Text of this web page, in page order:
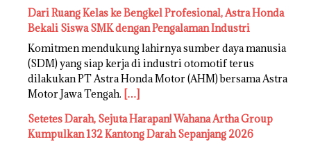
Dari Ruang Kelas ke Bengkel Profesional, Astra Honda
Bekali Siswa SMK dengan Pengalaman Industri
Komitmen mendukung lahirnya sumber daya manusia
(SDM) yang siap kerja di industri otomotif terus
dilakukan PT Astra Honda Motor (AHM) bersama Astra
Motor Jawa Tengah. […]
Setetes Darah, Sejuta Harapan! Wahana Artha Group
Kumpulkan 132 Kantong Darah Sepanjang 2026